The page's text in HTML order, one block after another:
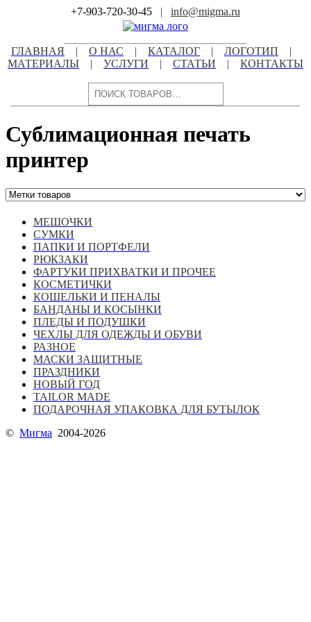
+7-903-720-30-45 | info@migma.ru
ГЛАВНАЯ | О НАС | КАТАЛОГ | ЛОГОТИП
|
МАТЕРИАЛЫ
| УСЛУГИ | СТАТЬИ | КОНТАКТЫ
Поиск
Сублимационная печать
принтер
МЕШОЧКИ
СУМКИ
ПАПКИ И ПОРТФЕЛИ
РЮКЗАКИ
ФАРТУКИ ПРИХВАТКИ И ПРОЧЕЕ
КОСМЕТИЧКИ
КОШЕЛЬКИ И ПЕНАЛЫ
БАНДАНЫ И КОСЫНКИ
ПЛЕДЫ И ПОДУШКИ
ЧЕХЛЫ ДЛЯ ОДЕЖДЫ И ОБУВИ
РАЗНОЕ
МАСКИ ЗАЩИТНЫЕ
ПРАЗДНИКИ
НОВЫЙ ГОД
TAILOR MADE
ПОДАРОЧНАЯ УПАКОВКА ДЛЯ БУТЫЛОК
© Мигма 2004-2026